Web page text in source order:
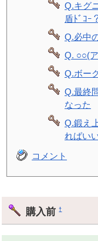
Q.キグ
盾ﾄﾞｺｰ
Q.必中
Q. ○○(
Q.ボー
Q.最終
なった
Q.鍛え
ればい
コメント
購入前†